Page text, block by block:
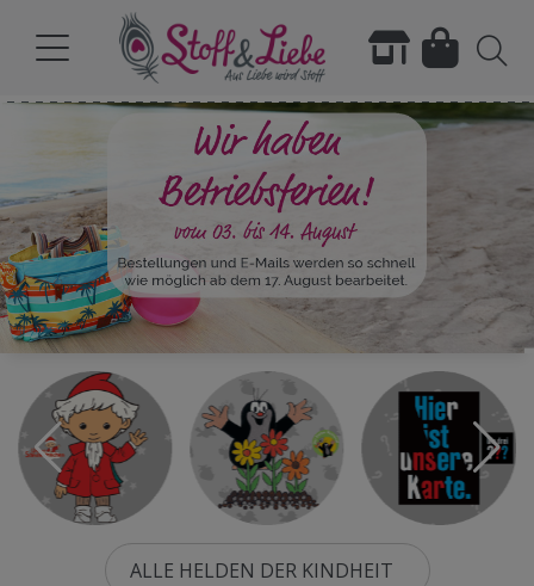
ALLE HELDEN DER KINDHEIT